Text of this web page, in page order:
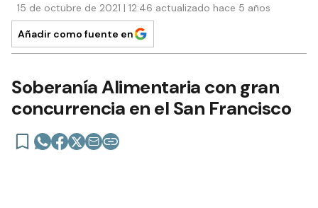
15 de octubre de 2021 | 12:46 actualizado hace 5 años
Añadir como fuente en
Soberanía Alimentaria con gran
concurrencia en el San Francisco